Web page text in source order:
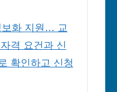
보화 지원… 교
격 요건과 신
확인하고 신청